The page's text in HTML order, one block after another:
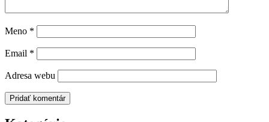
Meno *
Email *
Adresa webu